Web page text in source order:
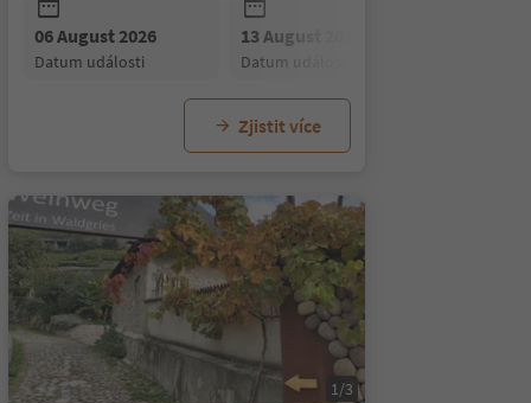
03 September 2026
datum události
datum události
06 August 2026
datum události
13 August 2026
datum události
Zjistit více
1/3